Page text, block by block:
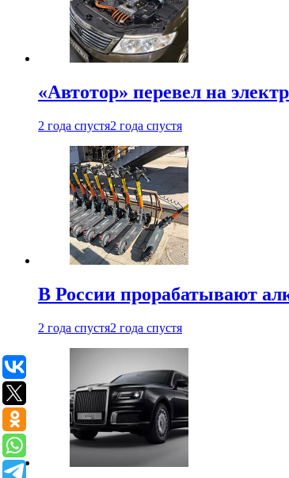
«Автотор» перевел на
2 года спустя2 года спустя
В России прорабатывают
2 года спустя2 года спустя